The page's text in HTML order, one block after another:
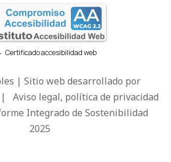
Certificado accesibilidad web
| Sitio web desarrollado por
| Aviso legal, política de privacidad
Integrado de Sostenibilidad
2025